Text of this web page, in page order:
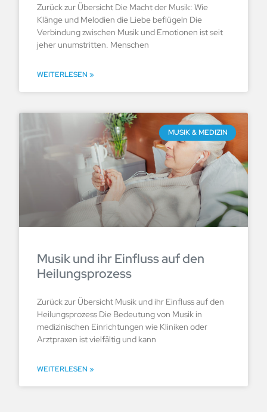
Zurück zur Übersicht Die Macht der Musik: Wie
Klänge und Melodien die Liebe beflügeln Die
Verbindung zwischen Musik und Emotionen ist seit
jeher unumstritten. Menschen
WEITERLESEN »
MUSIK & MEDIZIN
Musik und ihr Einfluss auf den
Heilungsprozess
Zurück zur Übersicht Musik und ihr Einfluss auf den
Heilungsprozess Die Bedeutung von Musik in
medizinischen Einrichtungen wie Kliniken oder
Arztpraxen ist vielfältig und kann
WEITERLESEN »